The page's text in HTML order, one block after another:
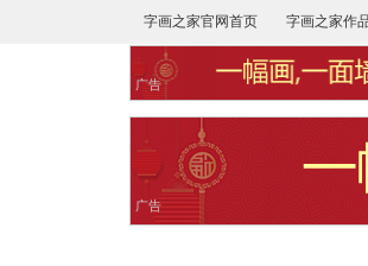
字画之家官网首页 字画之家作
广告
广告